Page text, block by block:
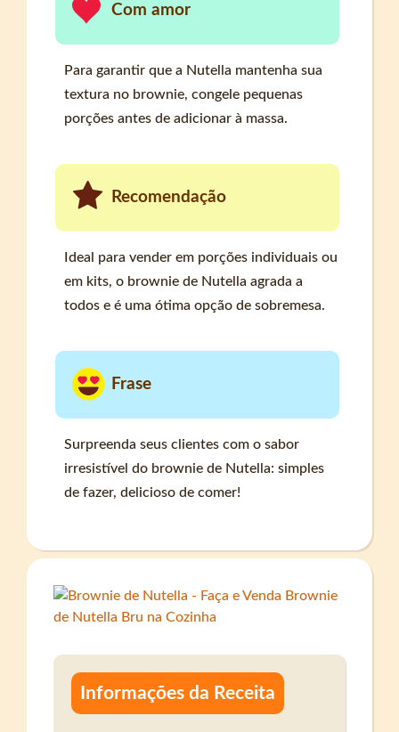
Com amor
Para garantir que a Nutella mantenha sua
textura no brownie, congele pequenas
porções antes de adicionar à massa.
Recomendação
Ideal para vender em porções individuais ou
em kits, o brownie de Nutella agrada a
todos e é uma ótima opção de sobremesa.
Frase
Surpreenda seus clientes com o sabor
irresistível do brownie de Nutella: simples
de fazer, delicioso de comer!
Informações da Receita